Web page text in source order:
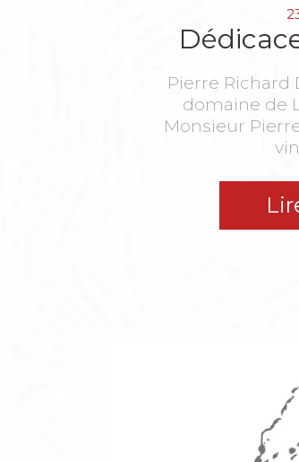
Pierre Richard
domaine de
Monsieur